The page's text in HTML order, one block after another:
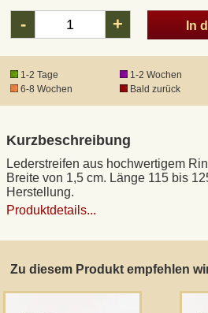
- + In
1-2 Tage 1-2 Wochen
6-8 Wochen
Bald zurück
Kurzbeschreibung
Lederstreifen aus hochwertigem
Breite von 1,5 cm. Länge 115 bis
Herstellung.
Produktdetails...
Zu diesem Produkt empfehlen
DHL Kleinpaket
DHL Express
Produkthaftung
Datenschutz
Anfertigung von Museumsrepliken